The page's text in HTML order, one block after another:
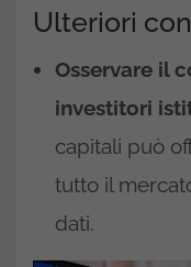
Ulteriori
Osservare il
investitori
capitali può
tutto il
dati.